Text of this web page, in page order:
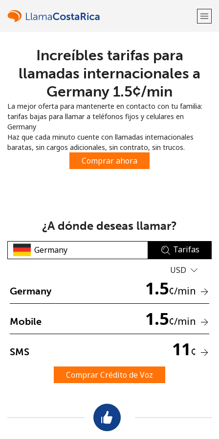
¡Bienvenido!
Regístrate con
o
No se ha creado una contraseña
Una letra mayúscula y una minúscula
Un número
Mantente en contacto para recibir nuestras mejores
Increíbles tarifas para
llamadas internacionales a
Germany ⁦1.5¢⁩/min
La mejor oferta para mantenerte en contacto con tu familia:
tarifas bajas para llamar a teléfonos fijos y celulares en
Germany
Haz que cada minuto cuente con llamadas internacionales
baratas, sin cargos adicionales, sin contrato, sin trucos.
Comprar ahora
¿A dónde deseas llamar?
Tarifas
USD
Germany 1.5¢/min
Mobile 1.5¢/min
SMS 11 ¢
Comprar Crédito de Voz